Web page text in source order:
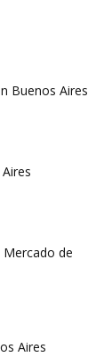
Buenos Aires
de
Aires